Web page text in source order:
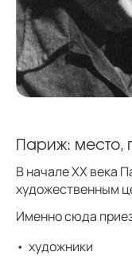
Париж: место,
В начале XX века
художественным
Именно сюда
художники